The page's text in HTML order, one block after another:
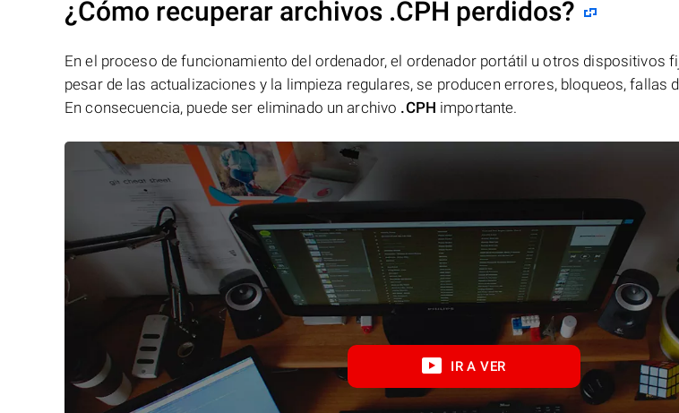
¿Cómo recuperar archivos .CPH perdidos?
En el proceso de funcionamiento del ordenador, el ordenador portátil u otros dispositivos
pesar de las actualizaciones y la limpieza regulares, se producen errores, bloqueos, fallas
En consecuencia, puede ser eliminado un archivo .CPH importante.
IR A VER